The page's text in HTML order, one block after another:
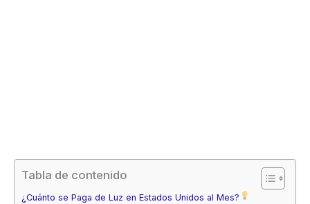
Tabla de contenido
¿Cuánto se Paga de Luz en Estados Unidos al Mes?